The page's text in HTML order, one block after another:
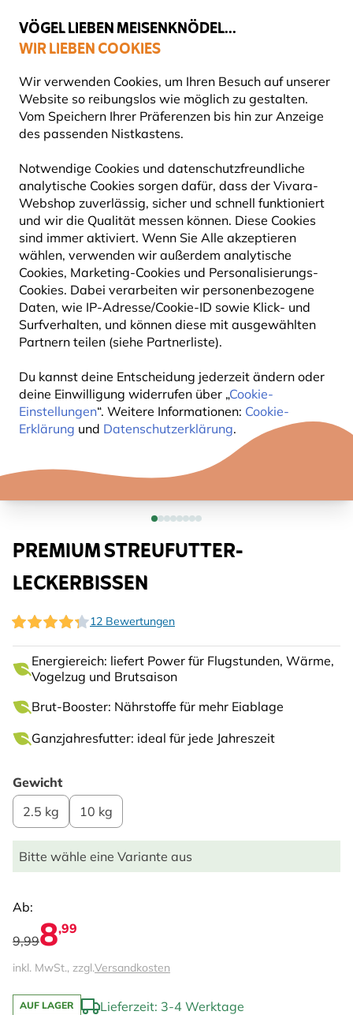
VÖGEL LIEBEN MEISENKNÖDEL...
WIR LIEBEN COOKIES
Wir verwenden Cookies, um Ihren Besuch auf unserer
Website so reibungslos wie möglich zu gestalten.
Vom Speichern Ihrer Präferenzen bis hin zur Anzeige
des passenden Nistkastens.
Notwendige Cookies und datenschutzfreundliche
analytische Cookies sorgen dafür, dass der Vivara-
Webshop zuverlässig, sicher und schnell funktioniert
und wir die Qualität messen können. Diese Cookies
sind immer aktiviert. Wenn Sie Alle akzeptieren
wählen, verwenden wir außerdem analytische
Cookies, Marketing-Cookies und Personalisierungs-
Cookies. Dabei verarbeiten wir personenbezogene
Daten, wie IP-Adresse/Cookie-ID sowie Klick- und
Surfverhalten, und können diese mit ausgewählten
Partnern teilen (siehe Partnerliste).
Du kannst deine Entscheidung jederzeit ändern oder
deine Einwilligung widerrufen über „Cookie-
Einstellungen“. Weitere Informationen: Cookie-
Erklärung und Datenschutzerklärung.
Top-bewertet in 11 Ländern
Gratis Versand ab 65 €
Vogelfutter Sämereien für Vögel
10% RABATT
PREMIUM STREUFUTTER-
LECKERBISSEN
12 Bewertungen
Energiereich: liefert Power für Flugstunden, Wärme,
Vogelzug und Brutsaison
Brut-Booster: Nährstoffe für mehr Eiablage
Ganzjahresfutter: ideal für jede Jahreszeit
Gewicht
2.5 kg
10 kg
Bitte wähle eine Variante aus
Ab:
9,998,99
inkl. MwSt., zzgl.Versandkosten
AUF LAGER Lieferzeit: 3-4 Werktage